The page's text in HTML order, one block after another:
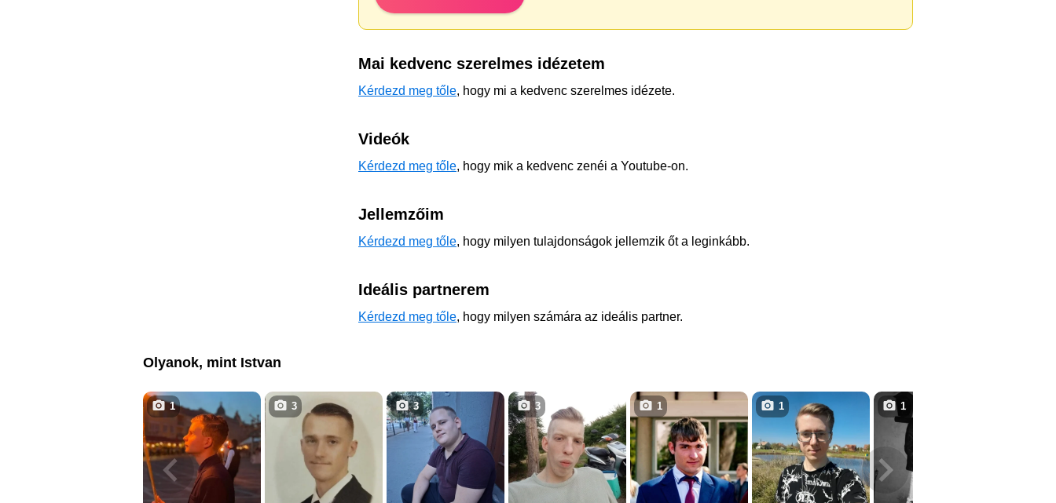
Mai kedvenc szerelmes idézetem
Kérdezd meg tőle, hogy mi a kedvenc szerelmes idézete.
Videók
Kérdezd meg tőle, hogy mik a kedvenc zenéi a Youtube-on.
Jellemzőim
Kérdezd meg tőle, hogy milyen tulajdonságok jellemzik őt a leginkább.
Ideális partnerem
Kérdezd meg tőle, hogy milyen számára az ideális partner.
Olyanok, mint Istvan
1 3 3 3 1 1 1